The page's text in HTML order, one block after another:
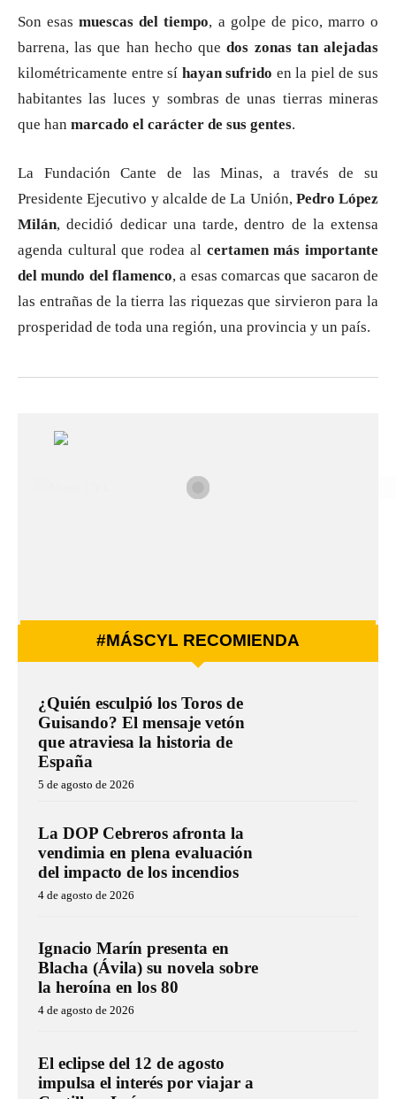
Son esasmuescas del tiempo, a golpe de pico, marro o
barrena, las que han hecho quedos zonas tan alejadas
kilométricamente entre sí hayan sufrido en la piel de sus
habitantes las luces y sombras de unas tierras mineras
que han marcado el carácter de sus gentes.
La Fundación Cante de las Minas, a través de su
Presidente Ejecutivo y alcalde de La Unión,Pedro López
Milán, decidió dedicar una tarde, dentro de la extensa
agenda cultural que rodea al certamen más importante
del mundo del flamenco, a esas comarcas que sacaron de
las entrañas de la tierra las riquezas que sirvieron para la
prosperidad de toda una región, una provincia y un país.
#MÁSCYL RECOMIENDA
¿Quién esculpió los Toros de
Guisando? El mensaje vetón
que atraviesa la historia de
España
5 de agosto de 2026
La DOP Cebreros afronta la
vendimia en plena evaluación
del impacto de los incendios
4 de agosto de 2026
Ignacio Marín presenta en
Blacha (Ávila) su novela sobre
la heroína en los 80
4 de agosto de 2026
El eclipse del 12 de agosto
impulsa el interés por viajar a